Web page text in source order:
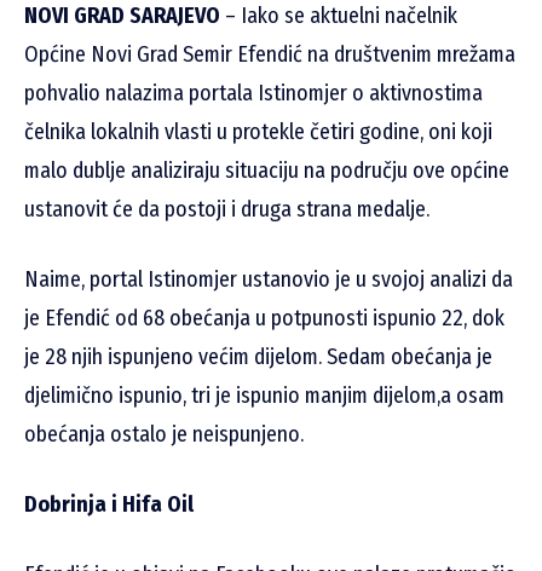
NOVI GRAD SARAJEVO – Iako se aktuelni načelnik
Općine Novi Grad Semir Efendić na društvenim mrežama
pohvalio nalazima portala Istinomjer o aktivnostima
čelnika lokalnih vlasti u protekle četiri godine, oni koji
malo dublje analiziraju situaciju na području ove općine
ustanovit će da postoji i druga strana medalje.
Naime, portal Istinomjer ustanovio je u svojoj analizi da
je Efendić od 68 obećanja u potpunosti ispunio 22, dok
je 28 njih ispunjeno većim dijelom. Sedam obećanja je
djelimično ispunio, tri je ispunio manjim dijelom,a osam
obećanja ostalo je neispunjeno.
Dobrinja i Hifa Oil